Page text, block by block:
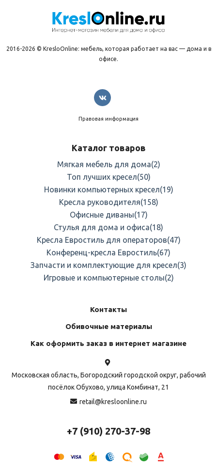
2016-2026 © KresloOnline: мебель, которая работает на вас — дома и в
офисе.
Правовая информация
Каталог товаров
Мягкая мебель для дома(2)
Топ лучших кресел(50)
Новинки компьютерных кресел(19)
Кресла руководителя(158)
Офисные диваны(17)
Стулья для дома и офиса(18)
Кресла Евростиль для операторов(47)
Конференц-кресла Евростиль(67)
Запчасти и комплектующие для кресел(3)
Игровые и компьютерные столы(2)
Контакты
Обивочные материалы
Как оформить заказ в интернет магазине
Московская область, Богородский городской округ, рабочий
посёлок Обухово, улица Комбинат, 21
retail@kresloonline.ru
+7 (910) 270-37-98